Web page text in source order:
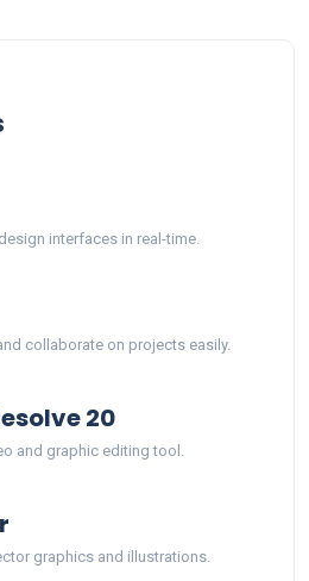
interfaces in real-time.
collaborate on projects easily.
20
and graphic editing tool.
graphics and illustrations.